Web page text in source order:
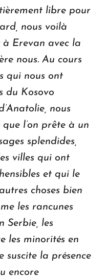
libre pour
nous voilà
à Erevan avec la
nous. Au cours
qui nous ont
du Kosovo
nous
l’on prête à un
splendides,
villes qui ont
et qui le
choses bien
les rancunes
Serbie, les
les minorités en
suscite la présence
encore